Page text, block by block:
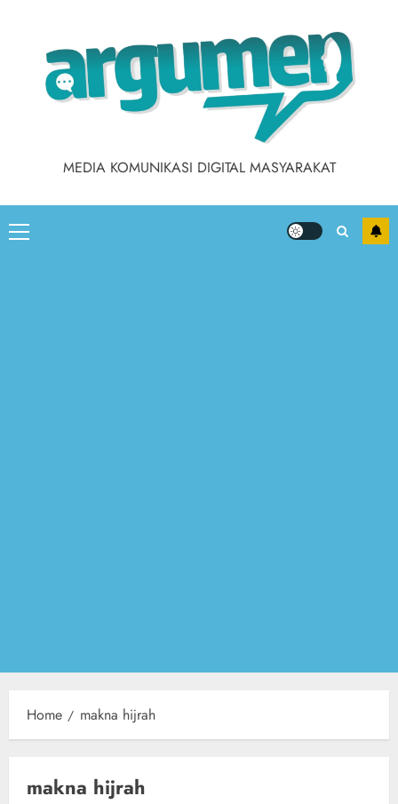
MEDIA KOMUNIKASI DIGITAL MASYARAKAT
Primary
Home makna hijrah
makna hijrah